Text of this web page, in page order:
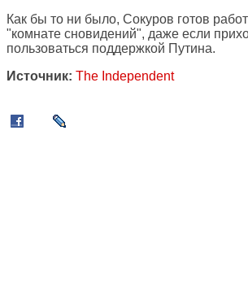
Как бы то ни было, Сокуров готов
"комнате сновидений", даже если
пользоваться поддержкой Путина.
Источник: The Independent